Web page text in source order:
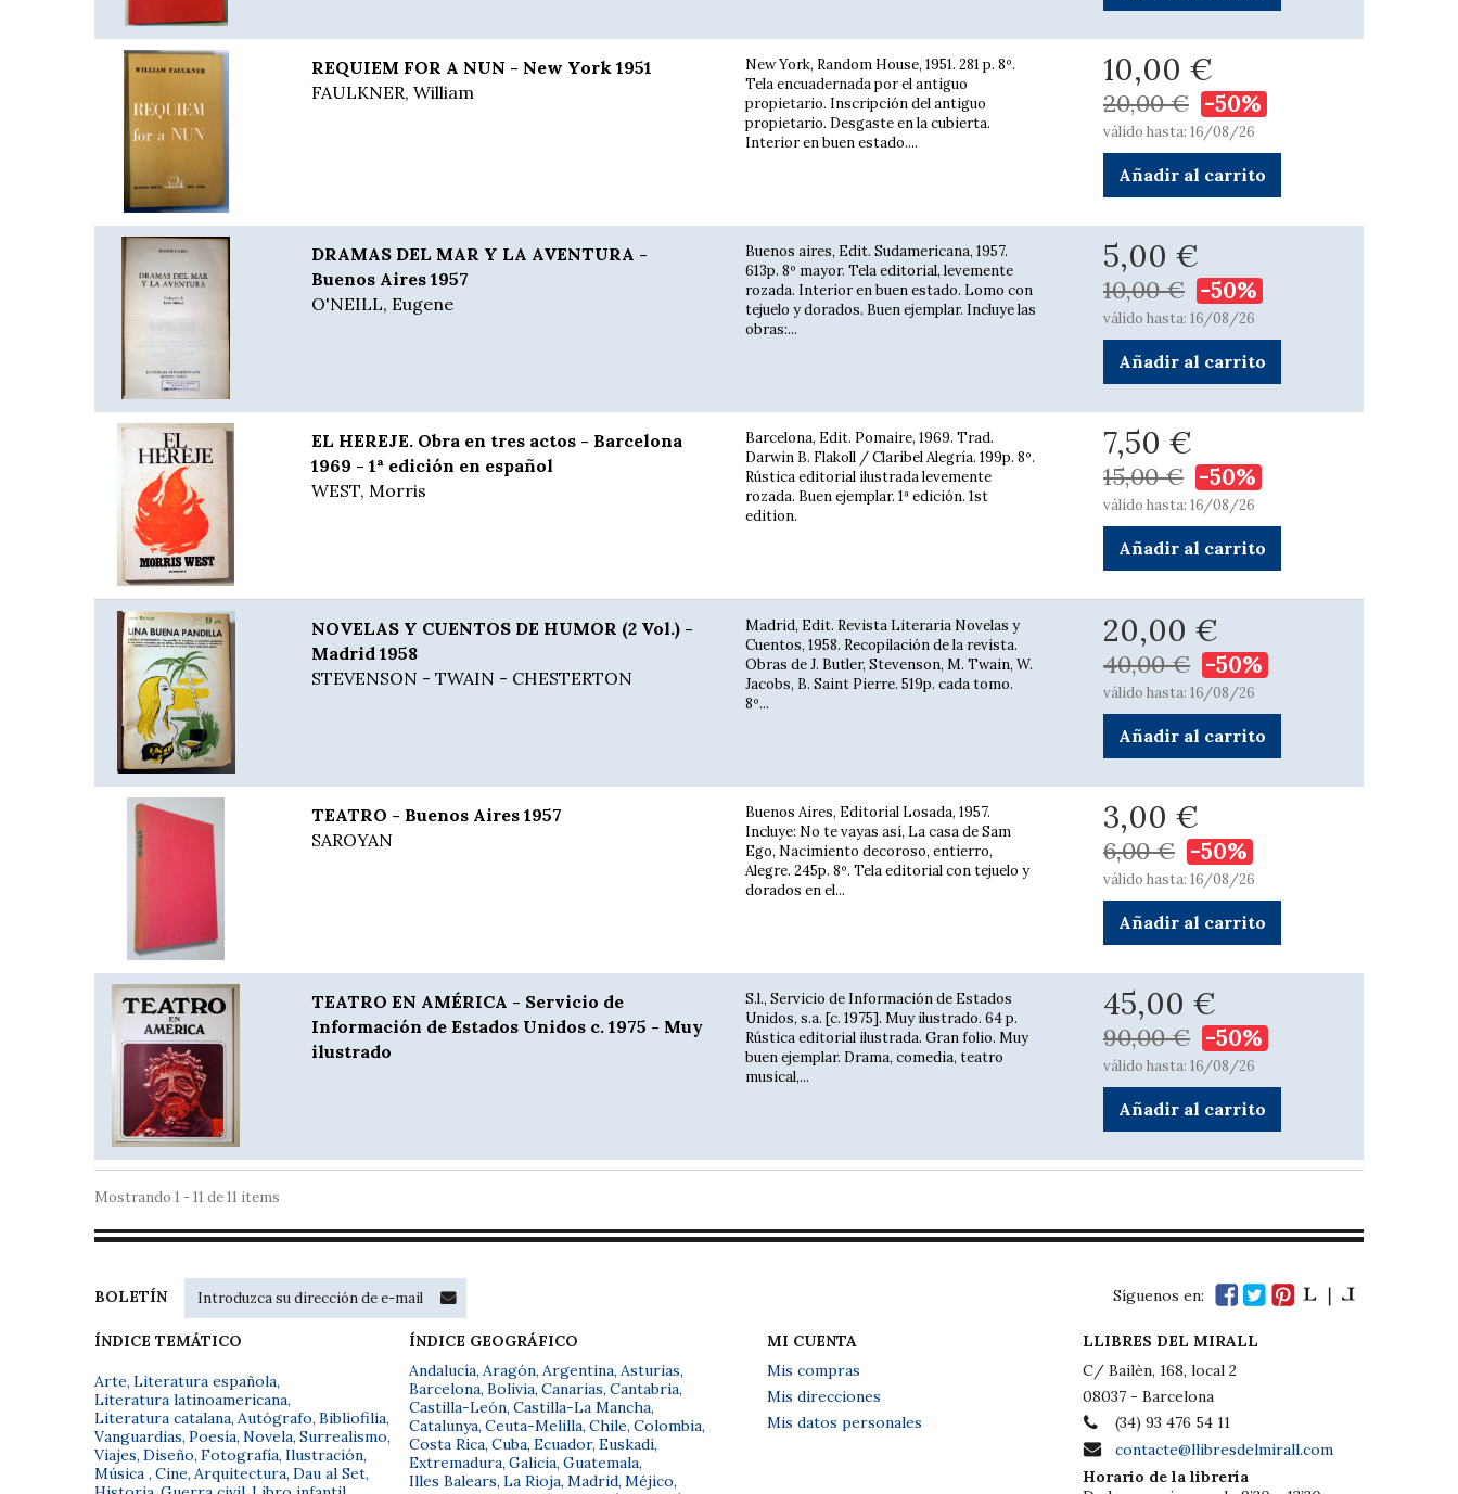
REQUIEM FOR A NUN - New York 1951
FAULKNER, William
New York, Random House, 1951. 281 p. 8º.
Tela encuadernada por el antiguo
propietario. Inscripción del antiguo
propietario. Desgaste en la cubierta.
Interior en buen estado....
10,00 €
20,00 € -50%
válido hasta: 16/08/26
Añadir al carrito
DRAMAS DEL MAR Y LA AVENTURA -
Buenos Aires 1957
O'NEILL, Eugene
Buenos aires, Edit. Sudamericana, 1957.
613p. 8º mayor. Tela editorial, levemente
rozada. Interior en buen estado. Lomo con
tejuelo y dorados. Buen ejemplar. Incluye las
obras:...
5,00 €
10,00 € -50%
válido hasta: 16/08/26
Añadir al carrito
EL HEREJE. Obra en tres actos - Barcelona
1969 - 1ª edición en español
WEST, Morris
Barcelona, Edit. Pomaire, 1969. Trad.
Darwin B. Flakoll / Claribel Alegría. 199p. 8º.
Rústica editorial ilustrada levemente
rozada. Buen ejemplar. 1ª edición. 1st
edition.
7,50 €
15,00 € -50%
válido hasta: 16/08/26
Añadir al carrito
NOVELAS Y CUENTOS DE HUMOR (2 Vol.) -
Madrid 1958
STEVENSON - TWAIN - CHESTERTON
Madrid, Edit. Revista Literaria Novelas y
Cuentos, 1958. Recopilación de la revista.
Obras de J. Butler, Stevenson, M. Twain, W.
Jacobs, B. Saint Pierre. 519p. cada tomo.
8º...
20,00 €
40,00 € -50%
válido hasta: 16/08/26
Añadir al carrito
TEATRO - Buenos Aires 1957
SAROYAN
Buenos Aires, Editorial Losada, 1957.
Incluye: No te vayas así, La casa de Sam
Ego, Nacimiento decoroso, entierro,
Alegre. 245p. 8º. Tela editorial con tejuelo y
dorados en el...
3,00 €
6,00 € -50%
válido hasta: 16/08/26
Añadir al carrito
TEATRO EN AMÉRICA - Servicio de
Información de Estados Unidos c. 1975 - Muy
ilustrado
S.l., Servicio de Información de Estados
Unidos, s.a. [c. 1975]. Muy ilustrado. 64 p.
Rústica editorial ilustrada. Gran folio. Muy
buen ejemplar. Drama, comedia, teatro
musical,...
45,00 €
90,00 € -50%
válido hasta: 16/08/26
Añadir al carrito
Mostrando 1 - 11 de 11 items
BOLETÍN Síguenos en:
ÍNDICE TEMÁTICO
Arte, Literatura española,
Literatura latinoamericana,
Literatura catalana, Autógrafo, Bibliofilia,
Vanguardias, Poesía, Novela, Surrealismo,
Viajes, Diseño, Fotografía, Ilustración,
Música , Cine, Arquitectura, Dau al Set,
ÍNDICE GEOGRÁFICO
Andalucía, Aragón, Argentina, Asturias,
Barcelona, Bolivia, Canarias, Cantabria,
Castilla-León, Castilla-La Mancha,
Catalunya, Ceuta-Melilla, Chile, Colombia,
Costa Rica, Cuba, Ecuador, Euskadi,
Extremadura, Galicia, Guatemala,
Illes Balears, La Rioja, Madrid, Méjico,
MI CUENTA
Mis compras
Mis direcciones
Mis datos personales
LLIBRES DEL MIRALL
C/ Bailèn, 168, local 2
08037 - Barcelona
(34) 93 476 54 11
contacte@llibresdelmirall.com
Horario de la librería